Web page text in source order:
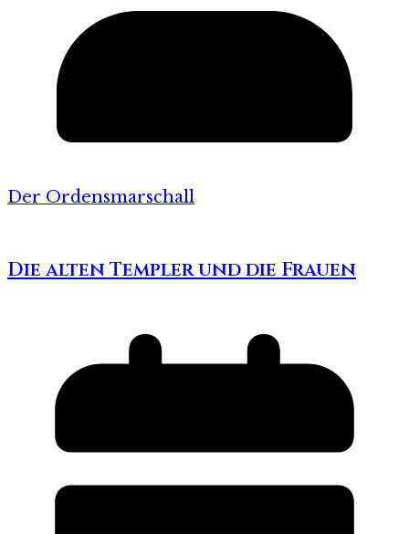
Der Ordensmarschall
Die alten Templer und die Frauen